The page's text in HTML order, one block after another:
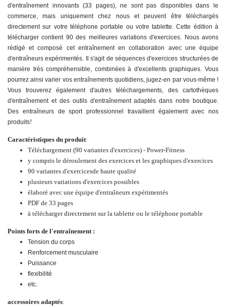
d'entraînement innovants (33 pages), ne sont pas disponibles dans le
commerce, mais uniquement chez nous et peuvent être téléchargés
directement sur votre téléphone portable ou votre tablette. Cette édition à
télécharger contient 90 des meilleures variations d'exercices. Nous avons
rédigé et composé cet entraînement en collaboration avec une équipe
d'entraîneurs expérimentés. Il s'agit de séquences d'exercices structurées de
manière très compréhensible, combinées à d'excellents graphiques. Vous
pourrez ainsi varier vos entraînements quotidiens, jugez-en par vous-même !
Vous trouverez également d'autres téléchargements, des cartothèques
d'entraînement et des outils d'entraînement adaptés dans notre boutique.
Des entraîneurs de sport professionnel travaillent également avec nos
produits!
Caractéristiques du produit:
Téléchargement (90 variantes d'exercices) - Power-Fitness
y compris le déroulement des exercices et les graphiques d'exercices
90 variantes d'exercicesde haute qualité
plusieurs variations d'exercices possibles
élaboré avec une équipe d'entraîneurs expérimentés
PDF de 33 pages
à télécharger directement sur la tablette ou le téléphone portable
Points forts de l'entraînement :
Tension du corps
Renforcement musculaire
Puissance
flexibilité
etc.
accessoires adaptés: